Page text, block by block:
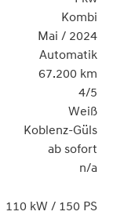
Kombi
Mai / 2024
Automatik
67.200 km
4/5
Weiß
Koblenz-Güls
ab sofort
n/a
110 kW / 150 PS